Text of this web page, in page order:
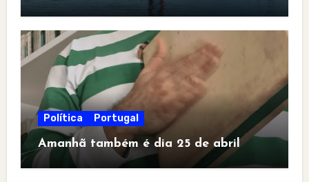
Política Portugal
Amanhã também é dia 25 de abril